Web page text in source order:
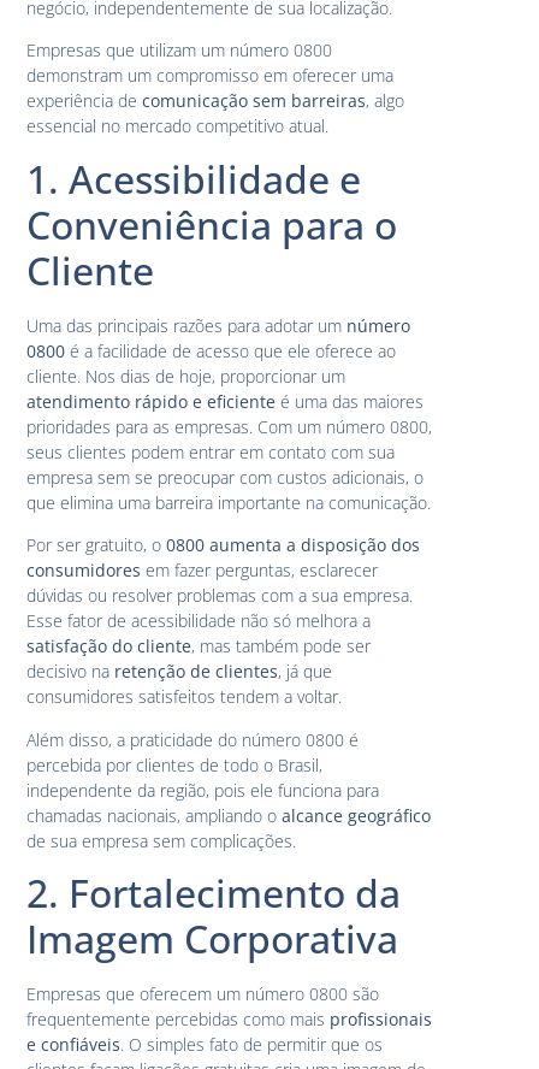
negócio, independentemente de sua localização.
Empresas que utilizam um número 0800
demonstram um compromisso em oferecer uma
experiência decomunicação sem barreiras, algo
essencial no mercado competitivo atual.
1. Acessibilidade e
Conveniência para o
Cliente
Uma das principais razões para adotar um número
0800 é a facilidade de acesso que ele oferece ao
cliente. Nos dias de hoje, proporcionar um
atendimento rápido e eficiente é uma das maiores
prioridades para as empresas. Com um número 0800,
seus clientes podem entrar em contato com sua
empresa sem se preocupar com custos adicionais, o
que elimina uma barreira importante na comunicação.
Por ser gratuito, o0800 aumenta a disposição dos
consumidores em fazer perguntas, esclarecer
dúvidas ou resolver problemas com a sua empresa.
Esse fator de acessibilidade não só melhora a
satisfação do cliente, mas também pode ser
decisivo na retenção de clientes, já que
consumidores satisfeitos tendem a voltar.
Além disso, a praticidade do número 0800 é
percebida por clientes de todo o Brasil,
independente da região, pois ele funciona para
chamadas nacionais, ampliando oalcance geográfico
de sua empresa sem complicações.
2. Fortalecimento da
Imagem Corporativa
Empresas que oferecem um número 0800 são
frequentemente percebidas como mais profissionais
e confiáveis. O simples fato de permitir que os